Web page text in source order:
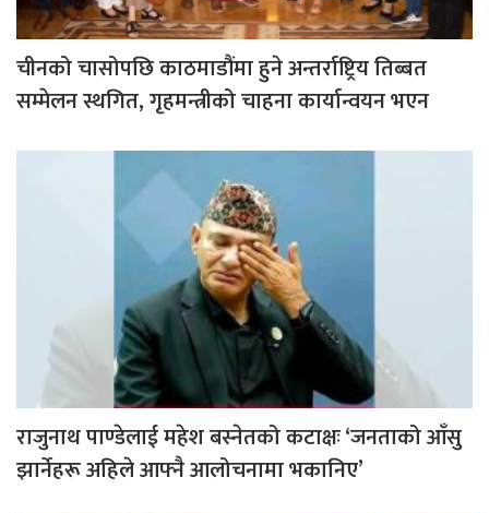
चीनको चासोपछि काठमाडौंमा हुने अन्तर्राष्ट्रिय तिब्बत
सम्मेलन स्थगित, गृहमन्त्रीको चाहना कार्यान्वयन भएन
राजुनाथ पाण्डेलाई महेश बस्नेतको कटाक्षः ‘जनताको आँसु
झार्नेहरू अहिले आफ्नै आलोचनामा भकानिए’